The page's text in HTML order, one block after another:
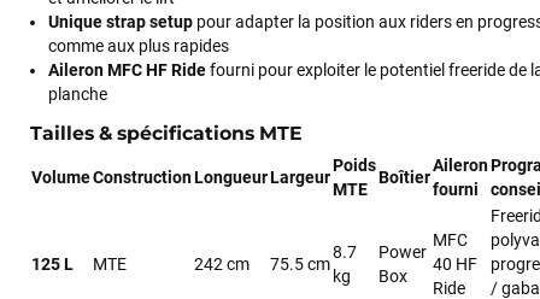
Unique strap setup pour adapter la position aux riders en
comme aux plus rapides
Aileron MFC HF Ridefourni pour exploiter le potentiel freeride de
planche
Tailles & spécifications MTE
VolumeConstructionLongueurLargeur
Poids
MTE
Boîtier
Aileron
fourni
125 L MTE 242 cm 75.5 cm
8.7
kg
Power
Box
MFC
40 HF
Ride
/